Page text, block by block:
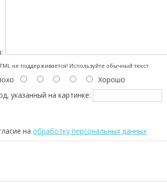
не поддерживается! Используйте обычный текст.
Хорошо
указанный на картинке:
на обработку персональных данных